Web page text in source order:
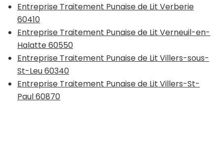
Entreprise Traitement Punaise de Lit Verberie
60410
Entreprise Traitement Punaise de Lit Verneuil-en-
Halatte 60550
Entreprise Traitement Punaise de Lit Villers-sous-
St-Leu 60340
Entreprise Traitement Punaise de Lit Villers-St-
Paul 60870